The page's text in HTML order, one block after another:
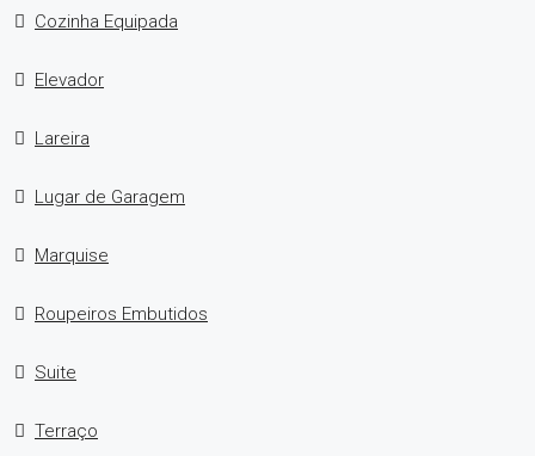
Cozinha Equipada
Elevador
Lareira
Lugar de Garagem
Marquise
Roupeiros Embutidos
Suite
Terraço